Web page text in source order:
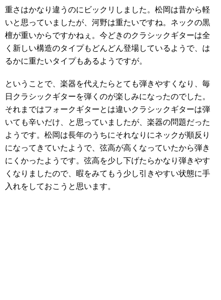
重さはかなり違うのにビックリしました。松岡は昔から軽
いと思っていましたが、河野は重たいですね。ネックの黒
檀が重いからですかねぇ。今どきのクラシックギターは全
く新しい構造のタイプもどんどん登場しているようで、は
るかに重たいタイプもあるようですが。
ということで、楽器を代えたらとても弾きやすくなり、毎
日クラシックギターを弾くのが楽しみになったのでした。
それまではフォークギターとは違いクラシックギターは弾
いても辛いだけ、と思っていましたが、楽器の問題だった
ようです。松岡は長年のうちにそれなりにネックが順反り
になってきていたようで、弦高が高くなっていたから弾き
にくかったようです。弦高を少し下げたらかなり弾きやす
くなりましたので、暇をみてもう少し引きやすい状態に手
入れをしておこうと思います。